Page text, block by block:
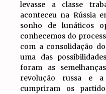
levasse a classe
aconteceu na Rússia
sonho de lunáticos
conhecemos do
com a consolidação
uma das
foram as
revolução russa e a
cumpriram os